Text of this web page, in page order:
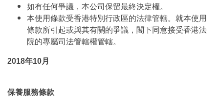
如有任何爭議，本公司保留最終決定權。
本使用條款受香港特別行政區的法律管轄。就本使用
條款所引起或與其有關的爭議，閣下同意接受香港法
院的專屬司法管轄權管轄。
2018年10月
保養服務條款